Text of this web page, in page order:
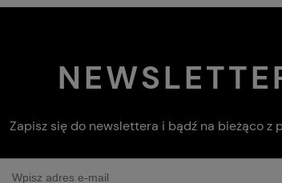
Zapisz się do newslettera i bądź na bieżąco z